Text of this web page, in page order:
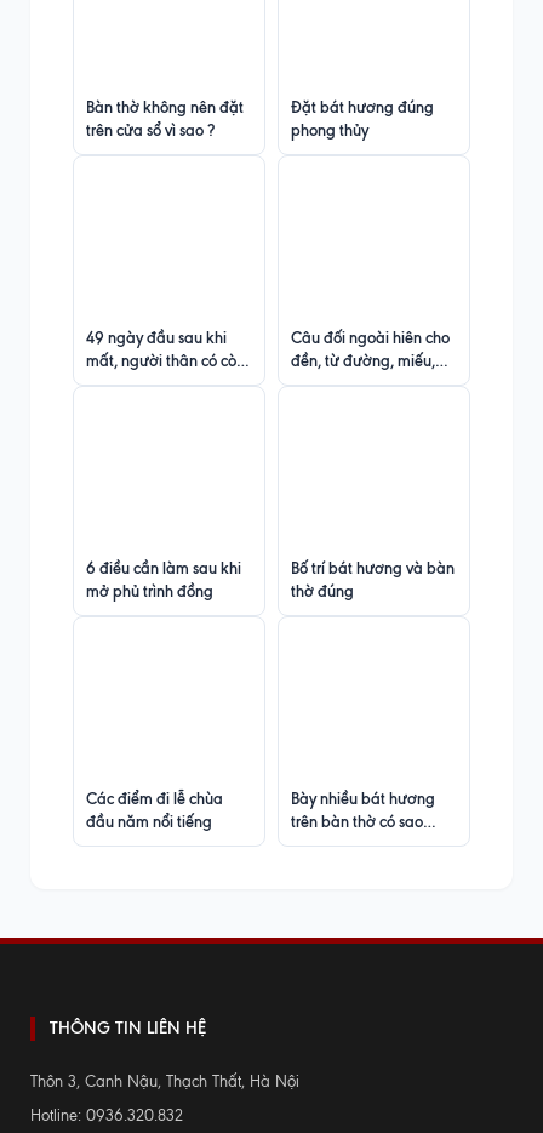
Bàn thờ không nên đặt
trên cửa sổ vì sao ?
Đặt bát hương đúng
phong thủy
49 ngày đầu sau khi
mất, người thân có còn
ở nhà không?
Câu đối ngoài hiên cho
đền, từ đường, miếu,
mộ, cổng
6 điều cần làm sau khi
mở phủ trình đồng
Bố trí bát hương và bàn
thờ đúng
Các điểm đi lễ chùa
đầu năm nổi tiếng
Bày nhiều bát hương
trên bàn thờ có sao
không
THÔNG TIN LIÊN HỆ
Thôn 3, Canh Nậu, Thạch Thất, Hà Nội
Hotline: 0936.320.832